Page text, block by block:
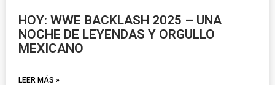
HOY: WWE BACKLASH 2025 – UNA
NOCHE DE LEYENDAS Y ORGULLO
MEXICANO
LEER MÁS »